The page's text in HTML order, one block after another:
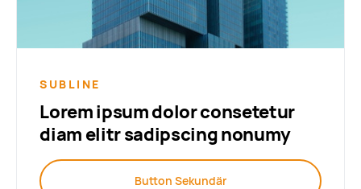
SUBLINE
Lorem ipsum dolor consetetur
diam elitr sadipscing nonumy
Button Sekundär